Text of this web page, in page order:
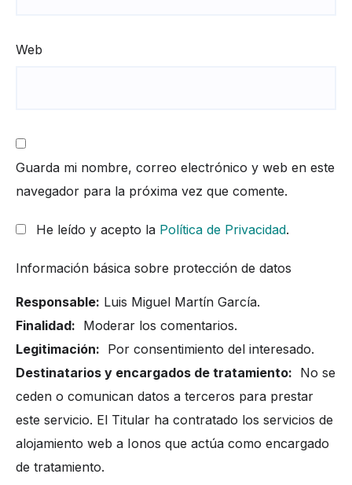
Web
Guarda mi nombre, correo electrónico y web en este
navegador para la próxima vez que comente.
He leído y acepto la Política de Privacidad.
Información básica sobre protección de datos
Responsable: Luis Miguel Martín García.
Finalidad: Moderar los comentarios.
Legitimación: Por consentimiento del interesado.
Destinatarios y encargados de tratamiento: No se
ceden o comunican datos a terceros para prestar
este servicio. El Titular ha contratado los servicios de
alojamiento web a Ionos que actúa como encargado
de tratamiento.